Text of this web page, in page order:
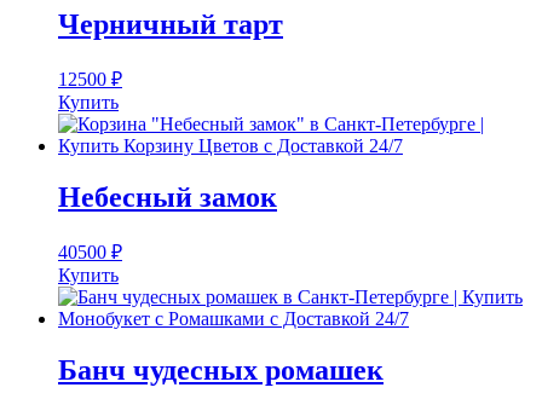
Черничный тарт
12500 ₽
Купить
Небесный замок
40500 ₽
Купить
Банч чудесных ромашек